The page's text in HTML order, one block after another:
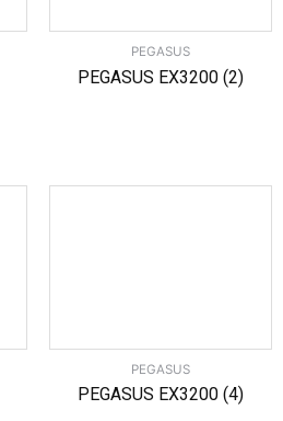
PEGASUS
PEGASUS EX3200 (2)
PEGASUS
PEGASUS EX3200 (4)